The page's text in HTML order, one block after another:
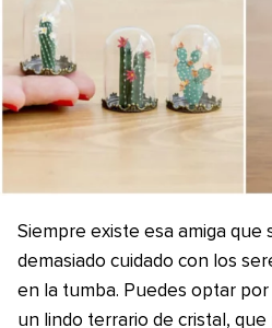
Siempre existe esa amiga
demasiado cuidado con los
en la tumba. Puedes optar por
un lindo terrario de cristal, que